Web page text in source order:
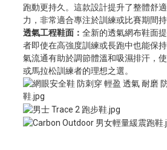
跑動更持久。這款設計提升了整體舒
力，非常適合專注於訓練或比賽期間持
透氣工程鞋面： 全新的透氣網布鞋面
者即使在高強度訓練或長跑中也能保
氣流通有助於調節體溫和吸濕排汗，
或馬拉松訓練者的理想之選。